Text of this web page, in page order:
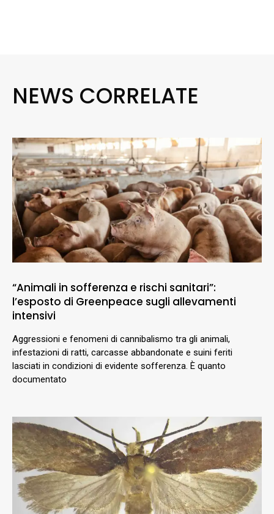
NEWS CORRELATE
“Animali in sofferenza e rischi sanitari”:
l’esposto di Greenpeace sugli allevamenti
intensivi
Aggressioni e fenomeni di cannibalismo tra gli animali,
infestazioni di ratti, carcasse abbandonate e suini feriti
lasciati in condizioni di evidente sofferenza. È quanto
documentato